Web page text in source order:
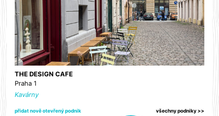
THE DESIGN CAFE
Praha 1
Kavárny
přidat nově otevřený podnik všechny podniky >>